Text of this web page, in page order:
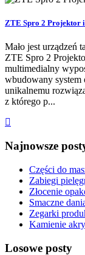
ZTE Spro 2 Projektor
Mało jest urządzeń
ZTE Spro 2
multimedialny
wbudowany
unikalnemu
z którego p...
Najnowsze
Części do
Zabiegi
Złocenie
Smaczne
Zegarki
Kamienie
Losowe posty